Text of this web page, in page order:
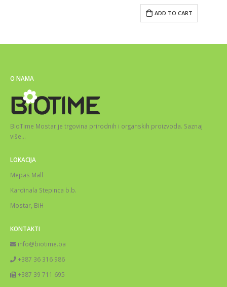
ADD TO CART
O NAMA
BioTime Mostar je trgovina prirodnih i organskih proizvoda. Saznaj
više…
LOKACIJA
Mepas Mall
Kardinala Stepinca b.b.
Mostar, BiH
KONTAKTI
info@biotime.ba
+387 36 316 986
+387 39 711 695